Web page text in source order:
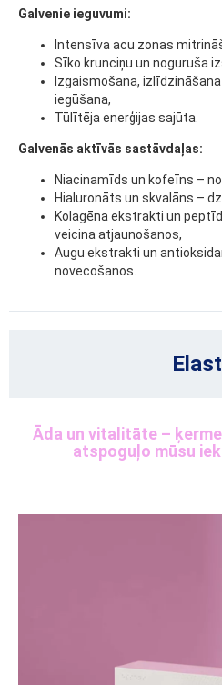
Galvenie ieguvumi:
Intensīva acu zonas
Sīko krunciņu un noguruša
Izgaismošana,
iegūšana,
Tūlītēja enerģijas sajūta.
Galvenās aktīvās sastāvdaļas:
Niacinamīds un kofeīns –
Hialuronāts un skvalāns –
Kolagēna ekstrakti un
veicina atjaunošanos,
Augu ekstrakti un
novecošanos.
Āda un vitalitāte –
atspoguļo mūsu